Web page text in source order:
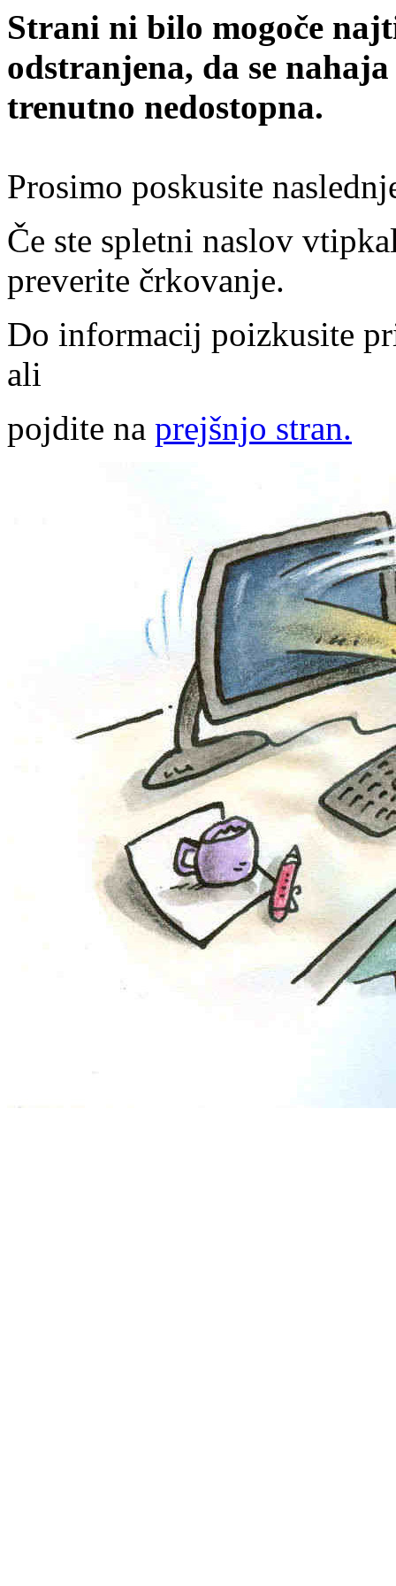
Strani ni bilo mogoče
odstranjena, da se
trenutno nedostopna.
Prosimo poskusite
Če ste spletni naslov
preverite črkovanje.
Do informacij poizkusite
ali
pojdite na prejšnjo stran.